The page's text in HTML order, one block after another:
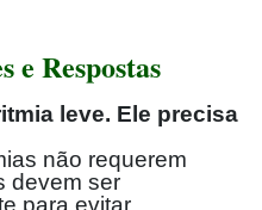
e Respostas
leve. Ele precisa
não requerem
devem ser
para evitar